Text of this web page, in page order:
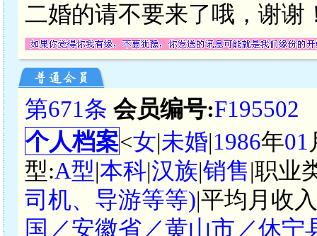
二婚的请不要来了哦，谢谢
第671条 会员编号:F195502
个人档案<女|未婚|1986年01
型:A型|本科|汉族|销售|职业
司机、导游等等)|平均月收
国／安徽省／黄山市／休宁